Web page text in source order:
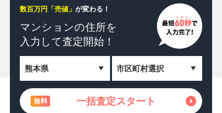
無料 一括査定スタート
＼相続した土地を収益化！／
無料 土地活用の方法を見る
powered by HOME4U
数百万円「売値」 が変わる！
マンションの住所を
入力して査定開始！
無料 一括査定スタート